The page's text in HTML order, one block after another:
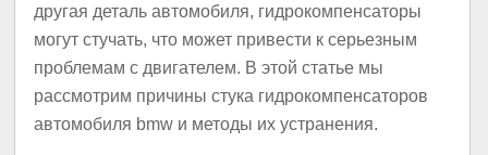
другая деталь автомобиля, гидрокомпенсаторы
могут стучать, что может привести к серьезным
проблемам с двигателем. В этой статье мы
рассмотрим причины стука гидрокомпенсаторов
автомобиля bmw и методы их устранения.